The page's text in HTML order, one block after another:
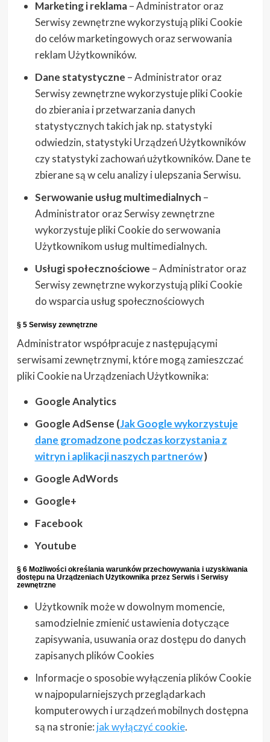
Marketing i reklama– Administrator oraz
Serwisy zewnętrzne wykorzystują pliki Cookie
do celów marketingowych oraz serwowania
reklam Użytkowników.
Dane statystyczne – Administrator oraz
Serwisy zewnętrzne wykorzystuje pliki Cookie
do zbierania i przetwarzania danych
statystycznych takich jak np. statystyki
odwiedzin, statystyki Urządzeń Użytkowników
czy statystyki zachowań użytkowników. Dane te
zbierane są w celu analizy i ulepszania Serwisu.
Serwowanie usług multimedialnych –
Administrator oraz Serwisy zewnętrzne
wykorzystuje pliki Cookie do serwowania
Użytkownikom usług multimedialnych.
Usługi społecznościowe – Administrator oraz
Serwisy zewnętrzne wykorzystują pliki Cookie
do wsparcia usług społecznościowych
§ 5 Serwisy zewnętrzne
Administrator współpracuje z następującymi
serwisami zewnętrznymi, które mogą zamieszczać
pliki Cookie na Urządzeniach Użytkownika:
Google Analytics
Google AdSense (Jak Google wykorzystuje
dane gromadzone podczas korzystania z
witryn i aplikacji naszych partnerów)
Google AdWords
Google+
Facebook
Youtube
§ 6 Możliwości określania warunków przechowywania i uzyskiwania
dostępu na Urządzeniach Użytkownika przez Serwis i Serwisy
zewnętrzne
Użytkownik może w dowolnym momencie,
samodzielnie zmienić ustawienia dotyczące
zapisywania, usuwania oraz dostępu do danych
zapisanych plików Cookies
Informacje o sposobie wyłączenia plików Cookie
w najpopularniejszych przeglądarkach
komputerowych i urządzeń mobilnych dostępna
są na stronie: jak wyłączyć cookie.